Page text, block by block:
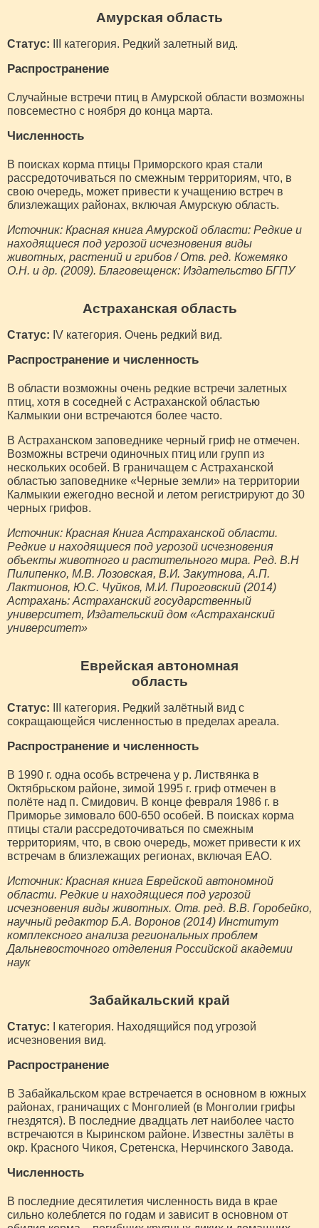
Амурская область
Статус: III категория. Редкий залетный вид.
Распространение
Случайные встречи птиц в Амурской области возможны
повсеместно с ноября до конца марта.
Численность
В поисках корма птицы Приморского края стали
рассредоточиваться по смежным территориям, что, в
свою очередь, может привести к учащению встреч в
близлежащих районах, включая Амурскую область.
Источник: Красная книга Амурской области: Редкие и
находящиеся под угрозой исчезновения виды
животных, растений и грибов / Отв. ред. Кожемяко
О.Н. и др. (2009). Благовещенск: Издательство БГПУ
Астраханская область
Статус: IV категория. Очень редкий вид.
Распространение и численность
В области возможны очень редкие встречи залетных
птиц, хотя в соседней с Астраханской областью
Калмыкии они встречаются более часто.
В Астраханском заповеднике черный гриф не отмечен.
Возможны встречи одиночных птиц или групп из
нескольких особей. В граничащем с Астраханской
областью заповеднике «Черные земли» на территории
Калмыкии ежегодно весной и летом регистрируют до 30
черных грифов.
Источник: Красная Книга Астраханской области.
Редкие и находящиеся под угрозой исчезновения
объекты животного и растительного мира. Ред. В.Н
Пилипенко, М.В. Лозовская, В.И. Закутнова, А.П.
Лактионов, Ю.С. Чуйков, М.И. Пироговский (2014)
Астрахань: Астраханский государственный
университет, Издательский дом «Астраханский
университет»
Еврейская автономная
область
Статус: III категория. Редкий залётный вид с
сокращающейся численностью в пределах ареала.
Распространение и численность
В 1990 г. одна особь встречена у р. Листвянка в
Октябрьском районе, зимой 1995 г. гриф отмечен в
полёте над п. Смидович. В конце февраля 1986 г. в
Приморье зимовало 600-650 особей. В поисках корма
птицы стали рассредоточиваться по смежным
территориям, что, в свою очередь, может привести к их
встречам в близлежащих регионах, включая ЕАО.
Источник: Красная книга Еврейской автономной
области. Редкие и находящиеся под угрозой
исчезновения виды животных. Отв. ред. В.В. Горобейко,
научный редактор Б.А. Воронов (2014) Институт
комплексного анализа региональных проблем
Дальневосточного отделения Российской академии
наук
Забайкальский край
Статус: I категория. Находящийся под угрозой
исчезновения вид.
Распространение
В Забайкальском крае встречается в основном в южных
районах, граничащих с Монголией (в Монголии грифы
гнездятся). В последние двадцать лет наиболее часто
встречаются в Кыринском районе. Известны залёты в
окр. Красного Чикоя, Сретенска, Нерчинского Завода.
Численность
В последние десятилетия численность вида в крае
сильно колеблется по годам и зависит в основном от